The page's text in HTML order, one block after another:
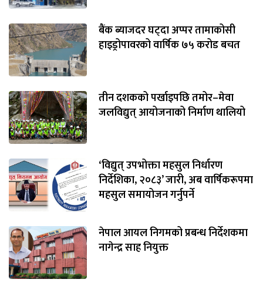
बैंक ब्याजदर घट्दा अप्पर तामाकोसी
हाइड्रोपावरको वार्षिक ७५ करोड बचत
तीन दशकको पर्खाइपछि तमोर–मेवा
जलविद्युत् आयोजनाको निर्माण थालियो
‘विद्युत् उपभोक्ता महसुल निर्धारण
निर्देशिका, २०८३’ जारी, अब वार्षिकरूपमा
महसुल समायोजन गर्नुपर्ने
नेपाल आयल निगमको प्रबन्ध निर्देशकमा
नागेन्द्र साह नियुक्त